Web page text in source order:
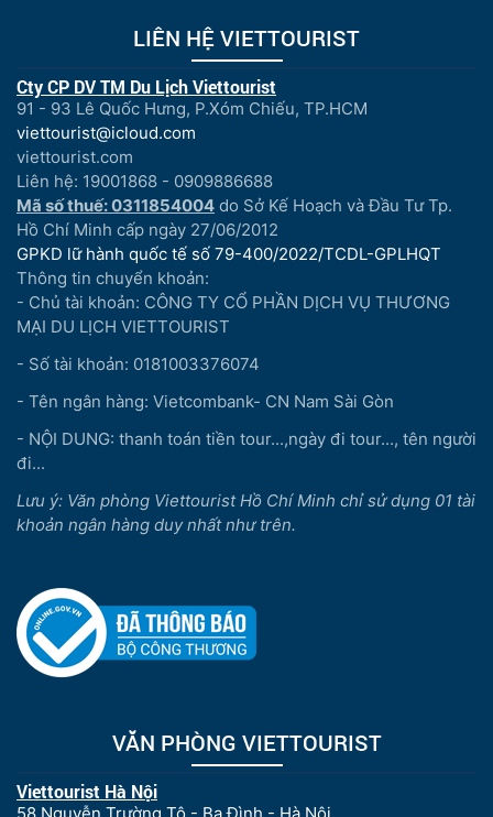
LIÊN HỆ VIETTOURIST
Cty CP DV TM Du Lịch Viettourist
91 - 93 Lê Quốc Hưng, P.Xóm Chiếu, TP.HCM
viettourist@icloud.com
viettourist.com
Liên hệ: 19001868 - 0909886688
Mã số thuế: 0311854004 do Sở Kế Hoạch và Đầu Tư Tp.
Hồ Chí Minh cấp ngày 27/06/2012
GPKD lữ hành quốc tế số 79-400/2022/TCDL-GPLHQT
Thông tin chuyển khoản:
- Chủ tài khoản: CÔNG TY CỔ PHẦN DỊCH VỤ THƯƠNG
MẠI DU LỊCH VIETTOURIST
- Số tài khoản: 0181003376074
- Tên ngân hàng: Vietcombank- CN Nam Sài Gòn
- NỘI DUNG: thanh toán tiền tour...,ngày đi tour..., tên người
đi...
Lưu ý: Văn phòng Viettourist Hồ Chí Minh chỉ sử dụng 01 tài
khoản ngân hàng duy nhất như trên.
VĂN PHÒNG VIETTOURIST
Viettourist Hà Nội